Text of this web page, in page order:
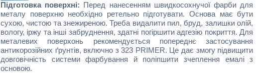
Підготовка поверхні: Перед нанесенням швидкосохнучої фарби для
металу поверхню необхідно ретельно підготувати. Основа має бути
сухою, чистою та знежиреною. Треба видалити пил, бруд, залишки олій,
вологу, іржу та інші забруднення, здатні погіршити адгезію покриття. Для
металевих поверхонь рекомендується попереднє застосування
антикорозійних ґрунтів, включно з 323 PRIMER. Це дає змогу підвищити
довговічність системи фарбування й поліпшити зчеплення емалі з
основою.